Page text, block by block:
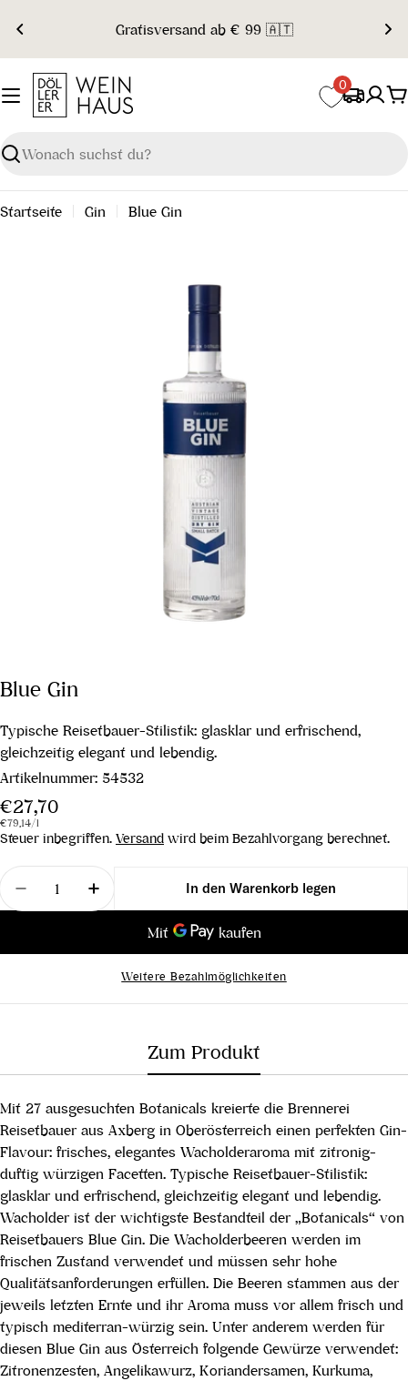
Inhalt
springen
Gratisversand ab € 99 🇦🇹
Suchen
0
Startseite Gin Blue Gin
Blue Gin
Typische Reisetbauer-Stilistik: glasklar und erfrischend,
gleichzeitig elegant und lebendig.
Artikelnummer: 54532
Regulärer
Preis
€27,70
Stückpreis
€79,14/pro
l
Steuer inbegriffen. Versand wird beim Bezahlvorgang berechnet.
Menge
Menge für Blue Gin verringern
Menge für Blue Gin erhöhen
In den Warenkorb legen
Weitere Bezahlmöglichkeiten
Zum Produkt
Mit 27 ausgesuchten Botanicals kreierte die Brennerei
Reisetbauer aus Axberg in Oberösterreich einen perfekten Gin-
Flavour: frisches, elegantes Wacholderaroma mit zitronig-
duftig würzigen Facetten. Typische Reisetbauer-Stilistik:
glasklar und erfrischend, gleichzeitig elegant und lebendig.
Wacholder ist der wichtigste Bestandteil der „Botanicals“ von
Reisetbauers Blue Gin. Die Wacholderbeeren werden im
frischen Zustand verwendet und müssen sehr hohe
Qualitätsanforderungen erfüllen. Die Beeren stammen aus der
jeweils letzten Ernte und ihr Aroma muss vor allem frisch und
typisch mediterran-würzig sein. Unter anderem werden für
diesen Blue Gin aus Österreich folgende Gewürze verwendet:
Zitronenzesten, Angelikawurz, Koriandersamen, Kurkuma,